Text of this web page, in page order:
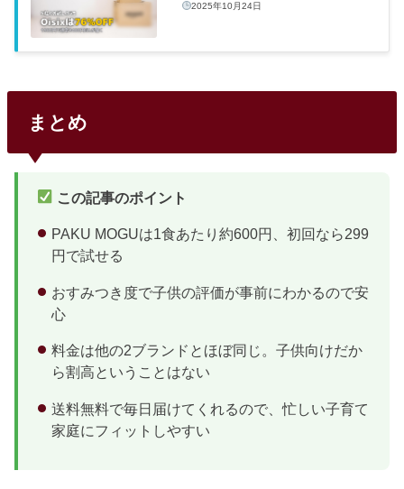
2025年10月24日
まとめ
この記事のポイント
PAKU MOGUは1食あたり約600円、初回なら299
円で試せる
おすみつき度で子供の評価が事前にわかるので安
心
料金は他の2ブランドとほぼ同じ。子供向けだか
ら割高ということはない
送料無料で毎日届けてくれるので、忙しい子育て
家庭にフィットしやすい